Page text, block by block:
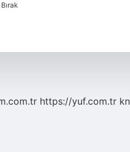
https://yuf.com.tr